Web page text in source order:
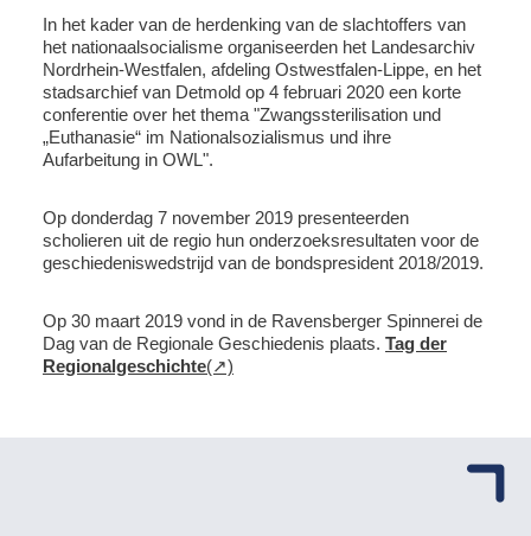
In het kader van de herdenking van de slachtoffers van
het nationaalsocialisme organiseerden het Landesarchiv
Nordrhein-Westfalen, afdeling Ostwestfalen-Lippe, en het
stadsarchief van Detmold op 4 februari 2020 een korte
conferentie over het thema "Zwangssterilisation und
„Euthanasie“ im Nationalsozialismus und ihre
Aufarbeitung in OWL".
Op donderdag 7 november 2019 presenteerden
scholieren uit de regio hun onderzoeksresultaten voor de
geschiedeniswedstrijd van de bondspresident 2018/2019.
Op 30 maart 2019 vond in de Ravensberger Spinnerei de
Dag van de Regionale Geschiedenis plaats. Tag der
Regionalgeschichte